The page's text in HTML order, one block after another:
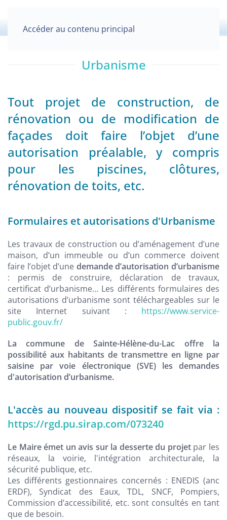
Accéder au contenu principal
Urbanisme
Tout projet de construction, de
rénovation ou de modification de
façades doit faire l’objet d’une
autorisation préalable, y compris
pour les piscines, clôtures,
rénovation de toits, etc.
Formulaires et autorisations d'Urbanisme
Les travaux de construction ou d’aménagement d’une
maison, d’un immeuble ou d’un commerce doivent
faire l’objet d’une demande d’autorisation d’urbanisme
: permis de construire, déclaration de travaux,
certificat d’urbanisme… Les différents formulaires des
autorisations d’urbanisme sont téléchargeables sur le
site Internet suivant : https://www.service-
public.gouv.fr/
La commune de Sainte-Hélène-du-Lac offre la
possibilité aux habitants de transmettre en ligne par
saisine par voie électronique (SVE) les demandes
d'autorisation d’urbanisme.
L'accès au nouveau dispositif se fait via :
https://rgd.pu.sirap.com/073240
Le Maire émet un avis sur la desserte du projetpar les
réseaux, la voirie, l'intégration architecturale, la
sécurité publique, etc.
Les différents gestionnaires concernés : ENEDIS (anc
ERDF), Syndicat des Eaux, TDL, SNCF, Pompiers,
Commission d’accessibilité, etc. sont consultés en tant
que de besoin.